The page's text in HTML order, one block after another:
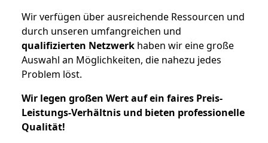
Wir verfügen über ausreichende Ressourcen und
durch unseren umfangreichen und
qualifizierten Netzwerk haben wir eine große
Auswahl an Möglichkeiten, die nahezu jedes
Problem löst.
Wir legen großen Wert auf ein faires Preis-
Leistungs-Verhältnis und bieten professionelle
Qualität!